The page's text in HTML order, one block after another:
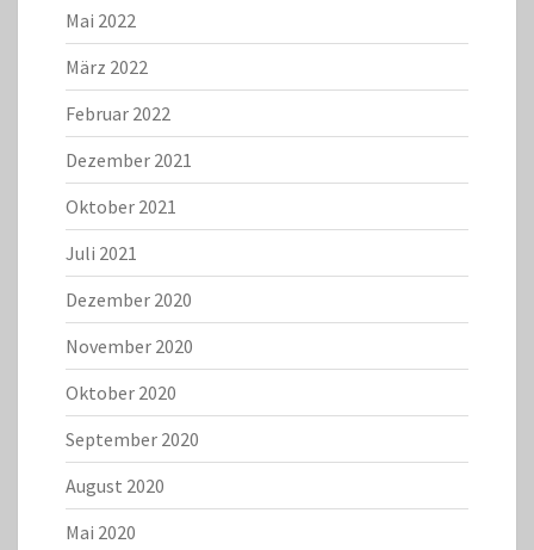
Mai 2022
März 2022
Februar 2022
Dezember 2021
Oktober 2021
Juli 2021
Dezember 2020
November 2020
Oktober 2020
September 2020
August 2020
Mai 2020